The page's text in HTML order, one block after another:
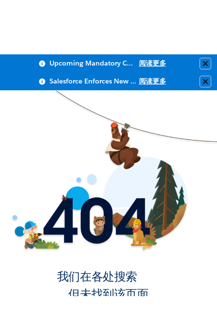
Upcoming Mandatory Changes to Public Key Infrastructure (PKI) 阅读更多
Salesforce Enforces New Security Requirements in Summer 2026 阅读更多
我们在各处搜索
，但未找到该页面。